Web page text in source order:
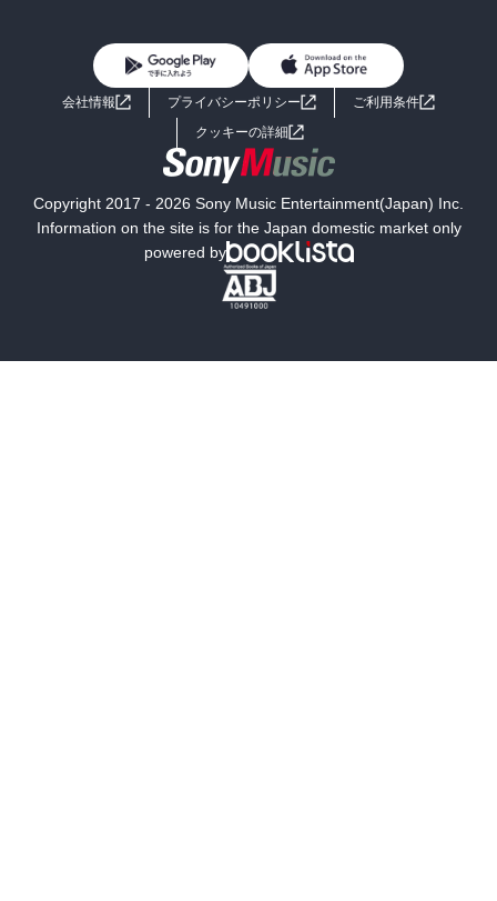
ライトノベル 男子向けラノベ
小説
海外小説
ミステリー SF
文学
よくあるご質問 お問い合わせ
会社情報 プライバシーポリシー
ご利用条件
クッキーの詳細
Copyright 2017 - 2026 Sony Music Entertainment(Japan) Inc.
Information on the site is for the Japan domestic market only
powered by